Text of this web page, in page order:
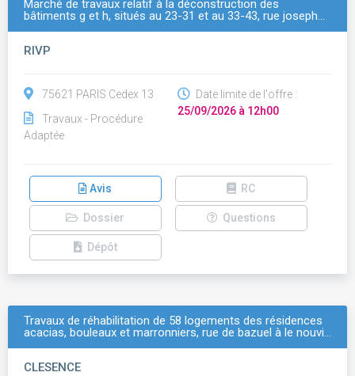
Marché de travaux relatif à la déconstruction des
bâtiments g et h, situés au 23-31 et au 33-43, rue joseph…
RIVP
75621 PARIS Cedex 13
Travaux - Procédure
Adaptée
Date limite de l'offre :
25/09/2026 à 12h00
Avis RC
Dossier Questions
Dépôt
Travaux de réhabilitation de 58 logements des résidences
acacias, bouleaux et marronniers, rue de bazuel à le nouvi…
CLESENCE